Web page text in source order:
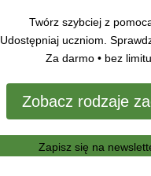
Twórz szybciej z
Udostępniaj uczniom.
Za darmo • bez limitu
Zobacz rodzaje
Zapisz się na